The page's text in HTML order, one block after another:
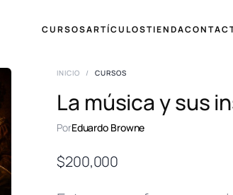
CURSOSARTÍCULOSTIENDA
INICIO / CURSOS
La música y sus
PorEduardo Browne
$200,000